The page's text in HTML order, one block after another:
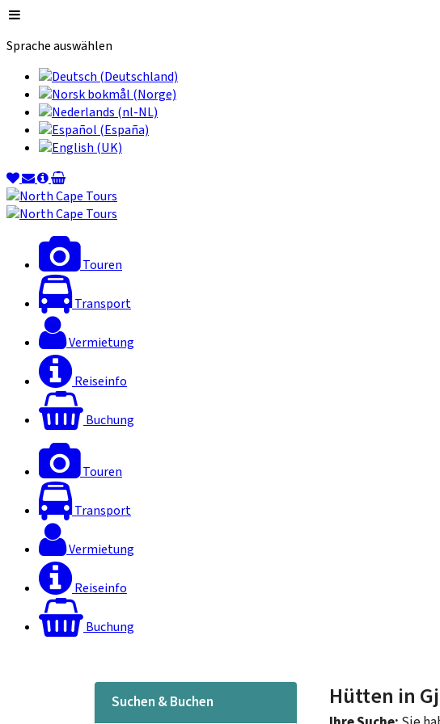
Sprache auswählen
Touren
Transport
Vermietung
Reiseinfo
Buchung
Touren
Transport
Vermietung
Reiseinfo
Buchung
Hütten in
Suchen & Buchen